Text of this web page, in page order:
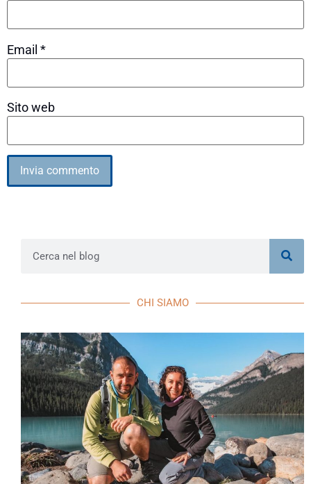
Email *
Sito web
CHI SIAMO